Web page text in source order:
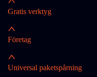
Gratis verktyg
Företag
Universal paketspårning